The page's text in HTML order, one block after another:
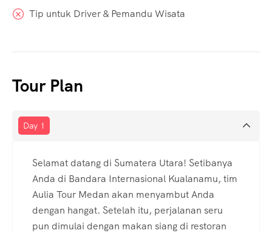
Tip untuk Driver & Pemandu Wisata
Tour Plan
Day 1
Selamat datang di Sumatera Utara! Setibanya
Anda di Bandara Internasional Kualanamu, tim
Aulia Tour Medan akan menyambut Anda
dengan hangat. Setelah itu, perjalanan seru
pun dimulai dengan makan siang di restoran